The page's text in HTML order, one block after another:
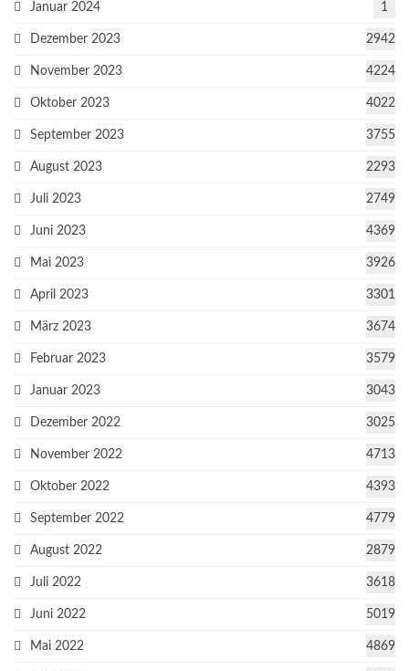
Januar 2024 1
Dezember 2023 2942
November 2023 4224
Oktober 2023 4022
September 2023 3755
August 2023 2293
Juli 2023 2749
Juni 2023 4369
Mai 2023 3926
April 2023 3301
März 2023 3674
Februar 2023 3579
Januar 2023 3043
Dezember 2022 3025
November 2022 4713
Oktober 2022 4393
September 2022 4779
August 2022 2879
Juli 2022 3618
Juni 2022 5019
Mai 2022 4869